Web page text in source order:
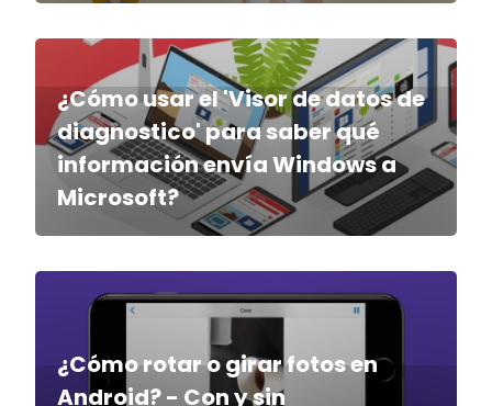
¿Cómo usar el 'Visor de datos de
diagnostico' para saber qué
información envía Windows a
Microsoft?
¿Cómo rotar o girar fotos en
Android? - Con y sin